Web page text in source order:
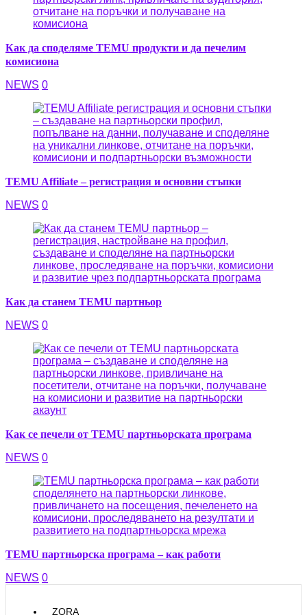
Как да споделяме TEMU продукти и да печелим
комисиона
NEWS 0
TEMU Affiliate – регистрация и основни стъпки
NEWS 0
Как да станем TEMU партньор
NEWS 0
Как се печели от TEMU партньорската програма
NEWS 0
TEMU партньорска програма – как работи
NEWS 0
ZORA